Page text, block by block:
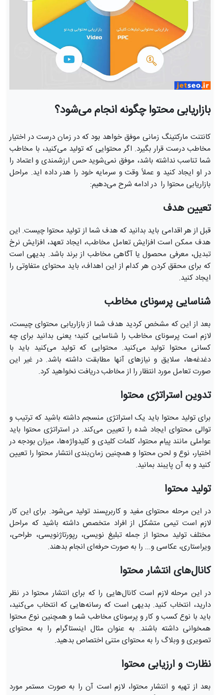
بازاریابی محتوا چگونه انجام می‌شود؟
کانتنت مارکتینگ زمانی موفق خواهد بود که در زمان درست در اختیار
مخاطب درست قرار بگیرد. اگر محتوایی که تولید می‌کنید، با مخاطب
شما تناسب نداشته باشد، موفق نمی‌شوید حس ارزشمندی و اعتماد را
در او ایجاد کنید و عملاً وقت و سرمایه خود را هدر داده اید. مراحل
بازاریابی محتوا را در ادامه شرح می‌دهیم:
تعیین هدف
قبل از هر اقدامی باید بدانید که هدف شما از تولید محتوا چیست. این
هدف ممکن است افزایش تعامل مخاطب، ایجاد تعهد، افزایش نرخ
تبدیل، معرفی محصول یا آگاهی مخاطب از برند باشد. بدیهی است
که برای محقق کردن هر کدام از این اهداف، باید محتوای متفاوتی را
ایجاد کنید.
شناسایی پرسونای مخاطب
بعد از این که مشخص کردید هدف شما از بازاریابی محتوای چیست،
لازم است پرسونای مخاطب را شناسایی کنید؛ یعنی بدانید برای چه
کسانی محتوا تولید می‌کنید. محتوایی که تولید می‌کنید باید با
دغدغه‌ها، سلایق و نیازهای آنها مطابقت داشته باشد. در غیر این
صورت تعامل مورد انتظار را از مخاطب دریافت نخواهید کرد.
تدوین استراتژی محتوا
برای تولید محتوا باید یک استراتژی منسجم داشته باشید که ترتیب و
توالی محتوای ایجاد شده را تعیین می‌کند. در استراتژی محتوا باید
عواملی مانند پیام محتوا، کلمات کلیدی و کلیدواژه‌ها، میزان بودجه در
اختیار، نوع و لحن محتوا و همچنین زمان‌بندی انتشار محتوا را تعیین
کنید و به آن پایبند بمانید.
تولید محتوا
در این مرحله محتوای مفید و کاربرپسند تولید می‌شود. برای این کار
لازم است تیمی متشکل از افراد متخصص داشته باشید که مراحل
مختلف تولید محتوا از جمله تبلیغ نویسی، رپورتاژنویسی، طراحی،
ویراستاری، عکاسی و... را به صورت حرفه‌ای انجام بدهند.
کانال‌های انتشار محتوا
در این مرحله لازم است کانال‌هایی را که برای انتشار محتوا در نظر
دارید، انتخاب کنید. بدیهی است که رسانه‌هایی که انتخاب می‌کنید،
باید با نوع کسب و کار و پرسونای مخاطب شما و همچنین نوع محتوا
همخوانی داشته باشند. به عنوان مثال اینستاگرام را به محتوای
تصویری و وبلاگ را به محتوای متنی اختصاص بدهید.
نظارت و ارزیابی محتوا
بعد از تهیه و انتشار محتوا، لازم است آن را به صورت مستمر مورد